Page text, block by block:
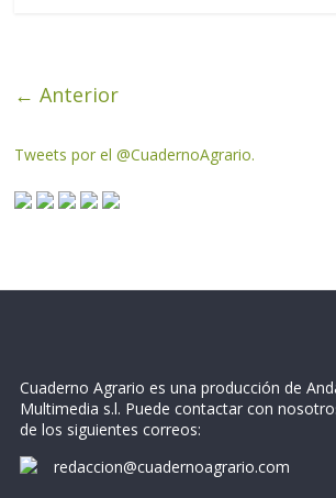
← Anterior
Tweets por el @CuadernoAgrario.
Cuaderno Agrario es una producción de
Multimedia s.l. Puede contactar con
de los siguientes correos:
redaccion@cuadernoagrario.com